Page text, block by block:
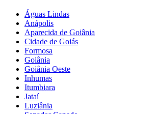
Águas Lindas
Anápolis
Aparecida de Goiânia
Cidade de Goiás
Formosa
Goiânia
Goiânia Oeste
Inhumas
Itumbiara
Jataí
Luziânia